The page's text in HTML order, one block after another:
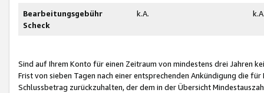
Bearbeitungsgebühr
Scheck
k.A.
Sind auf Ihrem Konto für einen Zeitraum von mindestens drei Jahren
Frist von sieben Tagen nach einer entsprechenden Ankündigung die
Schlussbetrag zurückzuhalten, der dem in der Übersicht